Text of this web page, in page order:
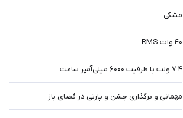
مشکی
۴۰ وات RMS
۷.۴ ولت با ظرفیت ۶۰۰۰ میلی‌آمپر ساعت
مهمانی و برگذاری جشن و پارتی در فضای باز